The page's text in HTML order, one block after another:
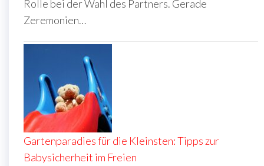
Rolle bei der Wahl des Partners. Gerade
Zeremonien…
Gartenparadies für die Kleinsten: Tipps zur
Babysicherheit im Freien